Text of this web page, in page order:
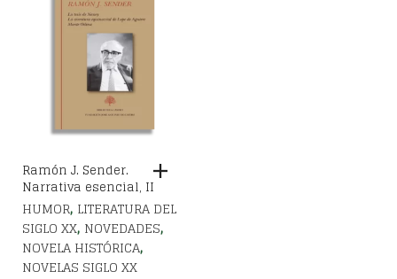
Ramón J. Sender.
Narrativa esencial, II
HUMOR, LITERATURA DEL
SIGLO XX, NOVEDADES,
NOVELA HISTÓRICA,
NOVELAS SIGLO XX